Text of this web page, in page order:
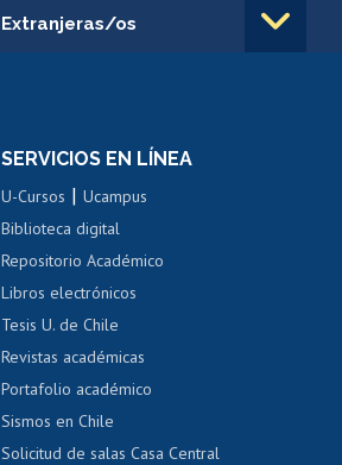
Extranjeras/os
Cursos de español
Denuncias administrativas
SERVICIOS EN LÍNEA
U-Cursos |Ucampus
Biblioteca digital
Repositorio Académico
Libros electrónicos
Tesis U. de Chile
Revistas académicas
Portafolio académico
Sismos en Chile
Solicitud de salas Casa Central